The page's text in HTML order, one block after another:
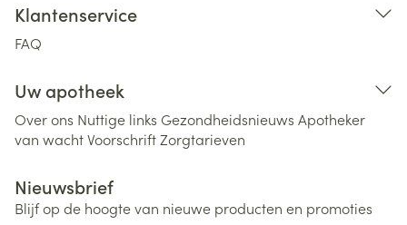
Klantenservice
FAQ
Uw apotheek
Over ons Nuttige links Gezondheidsnieuws Apotheker
van wachtVoorschriftZorgtarieven
Nieuwsbrief
Blijf op de hoogte van nieuwe producten en promoties